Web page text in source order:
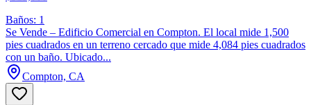
Baños: 1
Se Vende – Edificio Comercial en Compton. El local mide 1,500
pies cuadrados en un terreno cercado que mide 4,084 pies cuadrados
con un baño. Ubicado...
Compton, CA